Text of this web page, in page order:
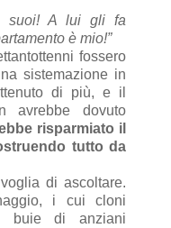
suoi! A lui gli fa
è mio!”
fossero
sistemazione in
di più, e il
avrebbe dovuto
risparmiato il
tutto da
di ascoltare.
i cui cloni
buie di anziani